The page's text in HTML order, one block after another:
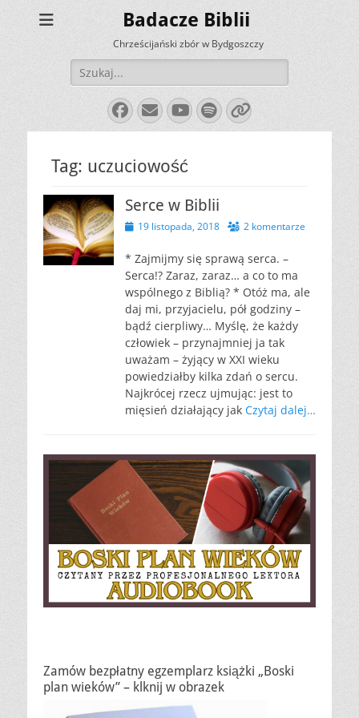
Badacze Biblii
Chrześcijański zbór w Bydgoszczy
Szukaj:
Facebook
E-
mail
YouTube
Spotify
Link
Tag: uczuciowość
Serce w Biblii
Opublikowano
19 listopada, 2018 2 komentarze
* Zajmijmy się sprawą serca. –
Serca!? Zaraz, zaraz… a co to ma
wspólnego z Biblią? * Otóż ma, ale
daj mi, przyjacielu, pół godziny –
bądź cierpliwy… Myślę, że każdy
człowiek – przynajmniej ja tak
uważam – żyjący w XXI wieku
powiedziałby kilka zdań o sercu.
Najkrócej rzecz ujmując: jest to
mięsień działający jak Czytaj dalej…
Zamów bezpłatny egzemplarz książki „Boski
plan wieków” – klknij w obrazek